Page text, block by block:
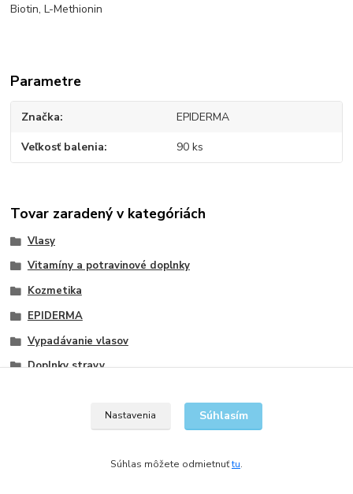
Biotin, L-Methionin
Parametre
Značka EPIDERMA
Veľkosť balenia 90 ks
Tovar zaradený v kategóriách
Vlasy
Vitamíny a potravinové doplnky
Kozmetika
EPIDERMA
Vypadávanie vlasov
Doplnky stravy
Nastavenia Súhlasím
Súhlas môžete odmietnuťtu.